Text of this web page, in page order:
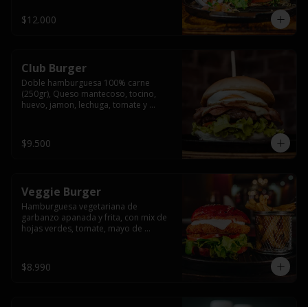
papas fritas.
$12.000
Club Burger
Doble hamburguesa 100% carne
(250gr), Queso mantecoso, tocino,
huevo, jamon, lechuga, tomate y
$9.500
Veggie Burger
Hamburguesa vegetariana de
garbanzo apanada y frita, con mix de
hojas verdes, tomate, mayo de
$8.990